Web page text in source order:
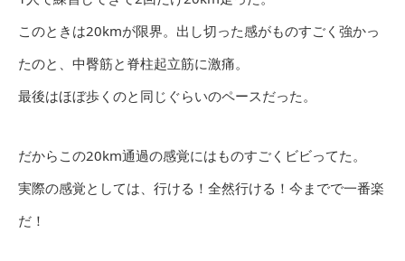
このときは20kmが限界。出し切った感がものすごく強かっ
たのと、中臀筋と脊柱起立筋に激痛。
最後はほぼ歩くのと同じぐらいのペースだった。
だからこの20km通過の感覚にはものすごくビビってた。
実際の感覚としては、行ける！全然行ける！今までで一番楽
だ！